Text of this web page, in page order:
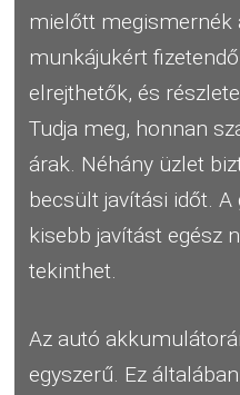
mielőtt megismernék
munkájukért
elrejthetők, és
Tudja meg, honnan
árak. Néhány üzlet
becsült javítási időt. A
kisebb javítást egész
tekinthet.
Az autó
egyszerű. Ez